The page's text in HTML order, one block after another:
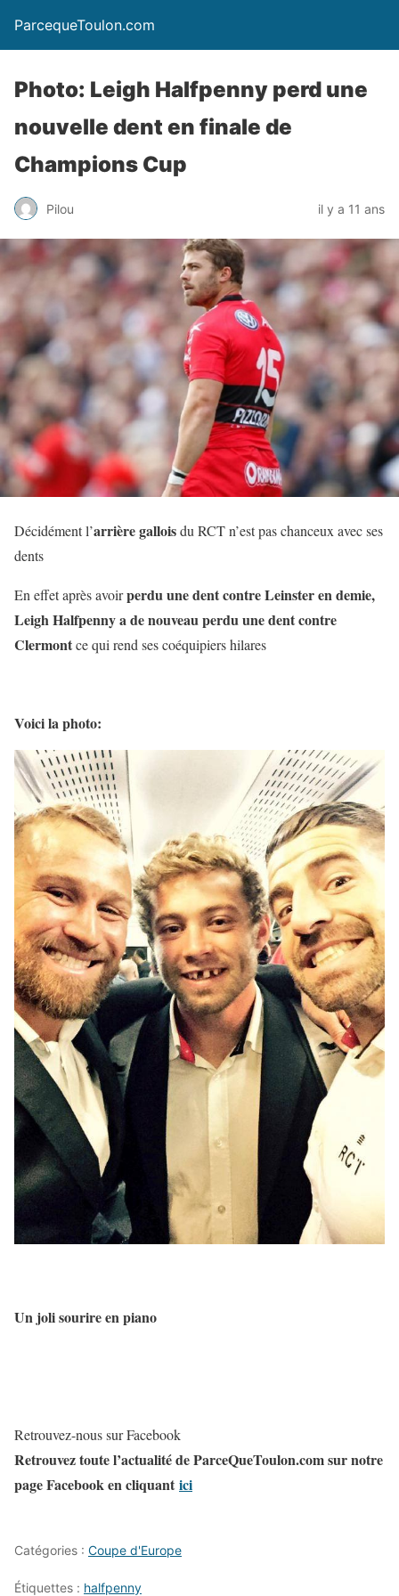
ParcequeToulon.com
Photo: Leigh Halfpenny perd une
nouvelle dent en finale de
Champions Cup
Pilou il y a 11 ans
Décidément l’arrière galloisdu RCT n’est pas chanceux avec ses
dents
En effet après avoirperdu une dent contre Leinster en demie,
Leigh Halfpenny a de nouveau perdu une dent contre
Clermontce qui rend ses coéquipiers hilares
Voici la photo:
Un joli sourire en piano
Retrouvez-nous sur Facebook
Retrouvez toute l’actualité de ParceQueToulon.com sur notre
page Facebook en cliquant ici
Catégories : Coupe d'Europe
Étiquettes : halfpenny